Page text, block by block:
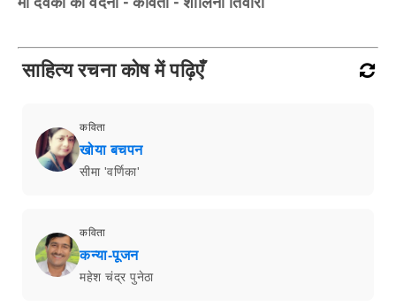
साहित्य रचना कोष में पढ़िएँ
कविता
खोया बचपन
सीमा 'वर्णिका'
कविता
कन्या-पूजन
महेश चंद्र पुनेठा